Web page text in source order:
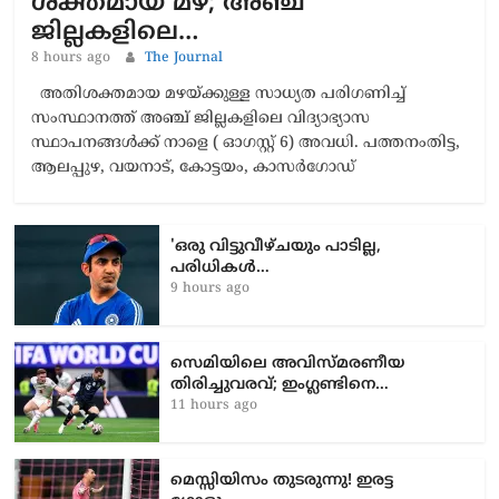
ജില്ലകളിലെ…
8 hours ago The Journal
അതിശക്തമായ മഴയ്ക്കുള്ള സാധ്യത പരിഗണിച്ച്
സംസ്ഥാനത്ത് അഞ്ച് ജില്ലകളിലെ വിദ്യാഭ്യാസ
സ്ഥാപനങ്ങള്‍ക്ക് നാളെ ( ഓഗസ്റ്റ് 6) അവധി. പത്തനംതിട്ട,
ആലപ്പുഴ, വയനാട്, കോട്ടയം, കാസര്‍ഗോഡ്
'ഒരു വിട്ടുവീഴ്ചയും പാടില്ല,
പരിധികൾ…
9 hours ago
സെമിയിലെ അവിസ്മരണീയ
തിരിച്ചുവരവ്; ഇംഗ്ലണ്ടിനെ…
11 hours ago
മെസ്സിയിസം തുടരുന്നു! ഇരട്ട